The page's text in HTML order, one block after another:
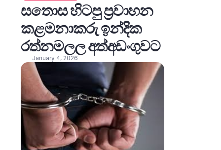
සතොස හිටපු ප්‍රවාහන
කළමනාකරු ඉන්දික
රත්නමලල අත්අඩංගුවට
January 4, 2026